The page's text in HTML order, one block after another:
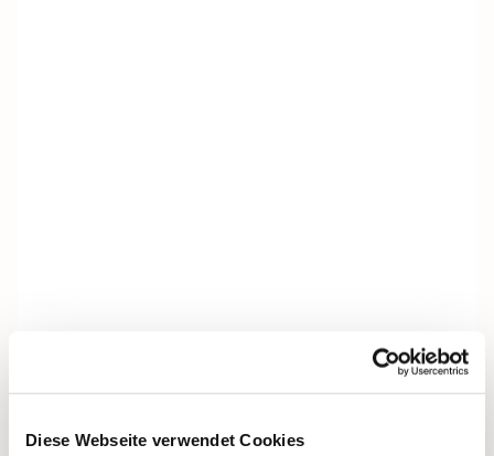
Diese Webseite verwendet Cookies